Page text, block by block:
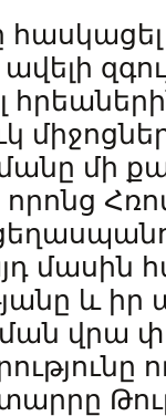
մի
մասին
և իր
վրա